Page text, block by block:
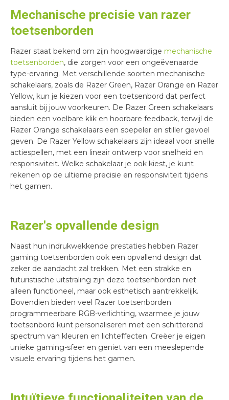
Mechanische precisie van razer
toetsenborden
Razer staat bekend om zijn hoogwaardige mechanische
toetsenborden, die zorgen voor een ongeëvenaarde
type-ervaring. Met verschillende soorten mechanische
schakelaars, zoals de Razer Green, Razer Orange en Razer
Yellow, kun je kiezen voor een toetsenbord dat perfect
aansluit bij jouw voorkeuren. De Razer Green schakelaars
bieden een voelbare klik en hoorbare feedback, terwijl de
Razer Orange schakelaars een soepeler en stiller gevoel
geven. De Razer Yellow schakelaars zijn ideaal voor snelle
actiespellen, met een lineair ontwerp voor snelheid en
responsiviteit. Welke schakelaar je ook kiest, je kunt
rekenen op de ultieme precisie en responsiviteit tijdens
het gamen.
Razer's opvallende design
Naast hun indrukwekkende prestaties hebben Razer
gaming toetsenborden ook een opvallend design dat
zeker de aandacht zal trekken. Met een strakke en
futuristische uitstraling zijn deze toetsenborden niet
alleen functioneel, maar ook esthetisch aantrekkelijk.
Bovendien bieden veel Razer toetsenborden
programmeerbare RGB-verlichting, waarmee je jouw
toetsenbord kunt personaliseren met een schitterend
spectrum van kleuren en lichteffecten. Creëer je eigen
unieke gaming-sfeer en geniet van een meeslepende
visuele ervaring tijdens het gamen.